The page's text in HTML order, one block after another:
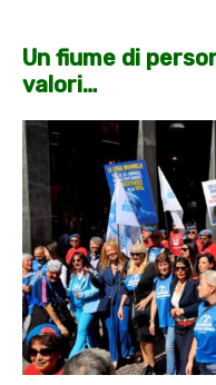
Un fiume di
valori…